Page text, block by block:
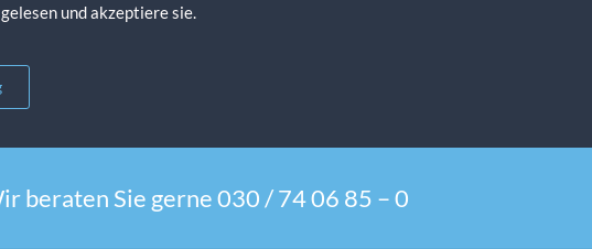
gelesen und akzeptiere sie.
beraten Sie gerne 030 / 74 06 85 – 0